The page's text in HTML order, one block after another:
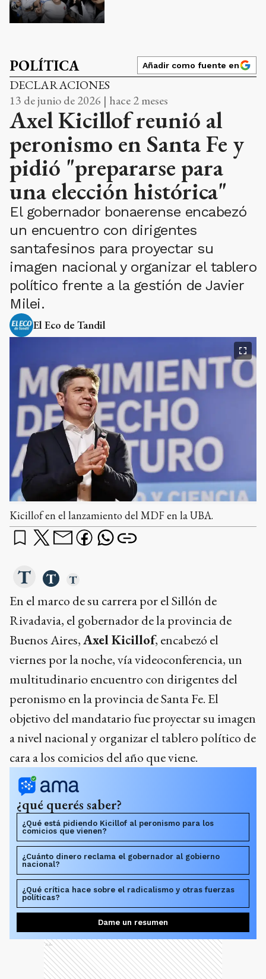
POLÍTICA Añadir como fuente en
DECLARACIONES
13 de junio de 2026 | hace 2 meses
Axel Kicillof reunió al
peronismo en Santa Fe y
pidió "prepararse para
una elección histórica"
El gobernador bonaerense encabezó
un encuentro con dirigentes
santafesinos para proyectar su
imagen nacional y organizar el tablero
político frente a la gestión de Javier
Milei.
El Eco de Tandil
Kicillof en el lanzamiento del MDF en la UBA.
En el marco de su carrera por el Sillón de
Rivadavia, el gobernador de la provincia de
Buenos Aires,Axel Kicillof, encabezó el
viernes por la noche, vía videoconferencia, un
multitudinario encuentro con dirigentes del
peronismo en la provincia de Santa Fe. El
objetivo del mandatario fue proyectar su imagen
a nivel nacional y organizar el tablero político de
cara a los comicios del año que viene.
¿qué querés saber?
¿Qué está pidiendo Kicillof al peronismo para los
comicios que vienen?
¿Cuánto dinero reclama el gobernador al gobierno
nacional?
¿Qué crítica hace sobre el radicalismo y otras fuerzas
políticas?
Dame un resumen
Ads